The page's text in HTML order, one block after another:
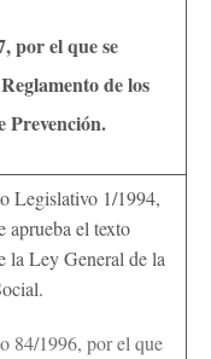
por el que se
de los
Prevención.
Legislativo 1/1994,
aprueba el texto
la Ley General de la
84/1996, por el que